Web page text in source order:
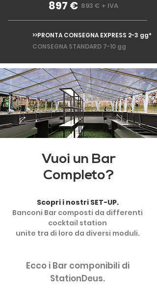
897 € 893 € + IVA
>>PRONTA CONSEGNA EXPRESS 2-3 gg*
CONSEGNA STANDARD 7-10 gg
Vuoi un Bar
Completo?
Scopri i nostri SET-UP.
Banconi Bar composti da differenti
cocktail station
unite tra di loro da diversi moduli.
Ecco i Bar componibili di
StationDeus.